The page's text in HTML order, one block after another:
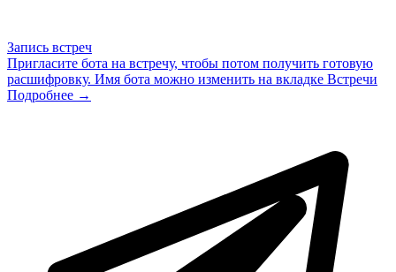
Запись встреч
Пригласите бота на встречу, чтобы потом получить готовую
расшифровку. Имя бота можно изменить на вкладке Встречи
Подробнее →